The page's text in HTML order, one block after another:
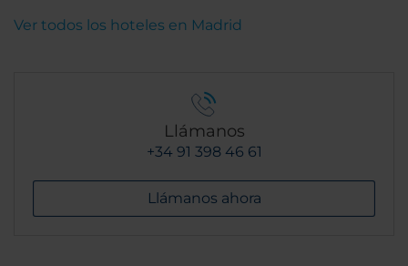
Ver todos los hoteles en Madrid
Llámanos
+34 91 398 46 61
Llámanos ahora